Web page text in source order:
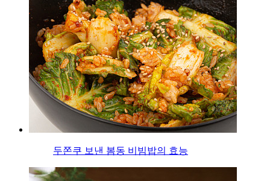
두쫀쿠 보낸 봄동 비빔밥의 효능